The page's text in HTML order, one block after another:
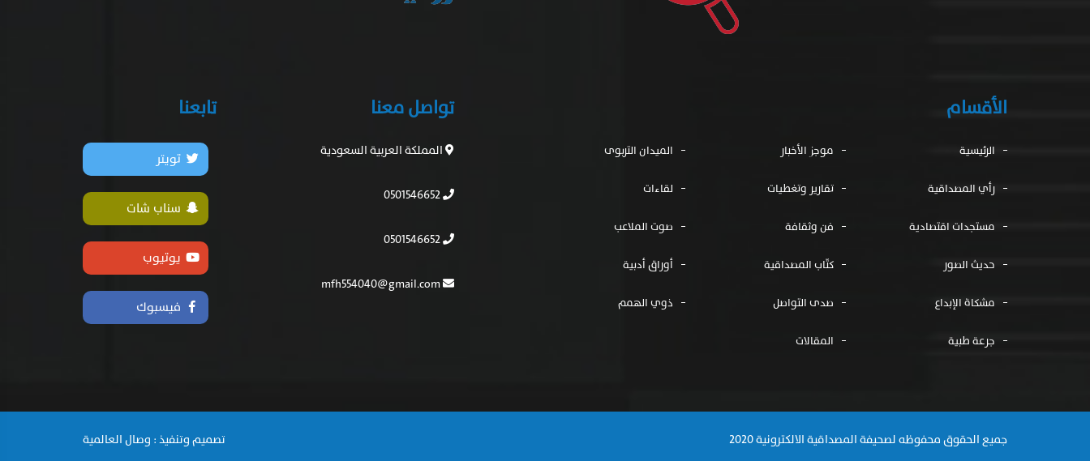
الأقسام
الرئيسية موجز الأخبار الميدان التربوى
رأي المصداقية تقارير وتغطيات لقاءات
مستجدات اقتصادية فن وثقافة صوت الملاعب
حديث الصور كتّاب المصداقية أوراق أدبية
مشكاة الإبداع صدى التواصل ذوي الهمم
جرعة طبية المقالات
تواصل معنا
المملكة العربية السعودية
0501546652
0501546652
mfh554040@gmail.com
تابعنا
تويتر
سناب شات
يوتيوب
فيسبوك
جميع الحقوق محفوظه لصحيفة المصداقية الالكترونية 2020 تصميم وتنفيذ : وصال العالمية